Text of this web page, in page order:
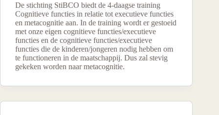
De stichting StiBCO biedt de 4-daagse training
Cognitieve functies in relatie tot executieve functies
en metacognitie aan. In de training wordt er gestoeid
met onze eigen cognitieve functies/executieve
functies en de cognitieve functies/executieve
functies die de kinderen/jongeren nodig hebben om
te functioneren in de maatschappij. Dus zal stevig
gekeken worden naar metacognitie.